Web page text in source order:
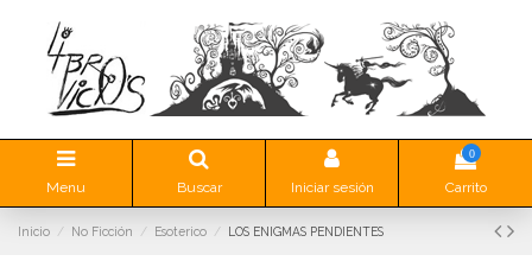
Menu Buscar Iniciar sesión
0
Carrito
Inicio No Ficción Esoterico LOS ENIGMAS PENDIENTES